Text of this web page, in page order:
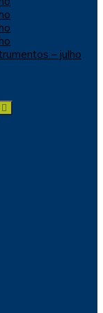
– julho
Search